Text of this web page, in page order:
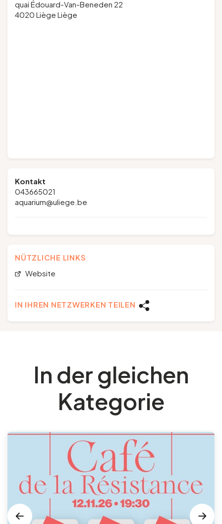
quai Édouard-Van-Beneden 22
4020 Liège Liège
Kontakt
043665021
aquarium@uliege.be
NÜTZLICHE LINKS
Website
IN IHREN NETZWERKEN TEILEN
In der gleichen
Kategorie